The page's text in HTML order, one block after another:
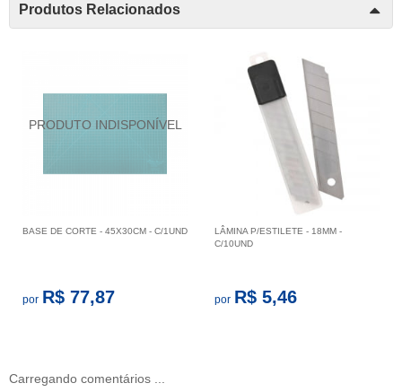
Produtos Relacionados
BASE DE CORTE - 45X30CM - C/1UND
por R$ 77,87
LÂMINA P/ESTILETE - 18MM -
C/10UND
por R$ 5,46
Carregando comentários ...